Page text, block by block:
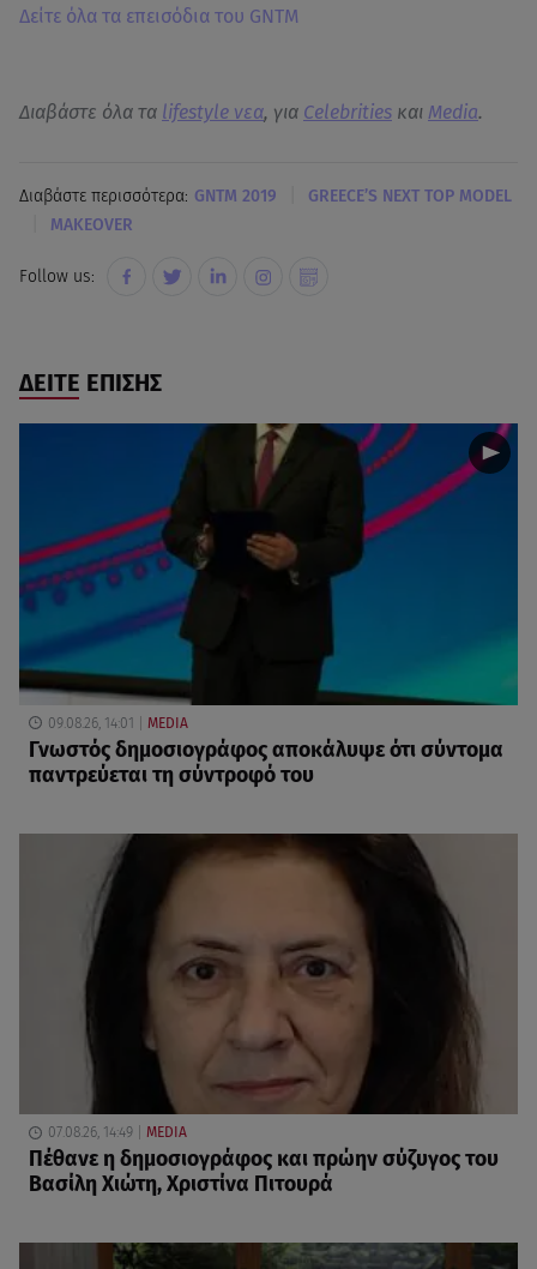
Δείτε όλα τα επεισόδια του GNTM
Διαβάστε όλα τα lifestyle νεα, για Celebrities και Media.
Διαβάστε περισσότερα: GNTM 2019 GREECE’S NEXT TOP MODEL
MAKEOVER
Follow us:
ΔΕΙΤΕ ΕΠΙΣΗΣ
09.08.26, 14:01 MEDIA
Γνωστός δημοσιογράφος αποκάλυψε ότι σύντομα
παντρεύεται τη σύντροφό του
07.08.26, 14:49 MEDIA
Πέθανε η δημοσιογράφος και πρώην σύζυγος του
Βασίλη Χιώτη, Χριστίνα Πιτουρά